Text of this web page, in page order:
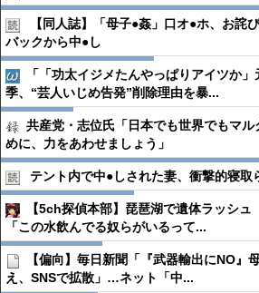
【同人誌】「母子●︎姦」口オ●︎ホ、お詫
バックから中●︎し
「「功太イジメたんやっぱりアイツか
季、“芸人いじめ告発”削除理由を暴...
共産党・志位氏「日本でも世界でもマ
めに、力をあわせましょう」
テント内で中●︎しされた妻、衝撃的寝取
【5ch探偵本部】琵琶湖で遺体ラッシ
「この水飲んでる奴らがいるって...
【偏向】毎日新聞「『武器輸出にNO』
え、SNSで拡散」…ネット「中...